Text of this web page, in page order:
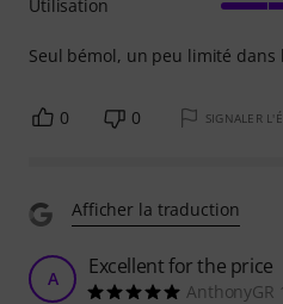
Seul bémol, un peu limité dans
Utilisation
0 0 SIGNALER
Afficher la traduction
A Excellent for the price
AnthonyGR